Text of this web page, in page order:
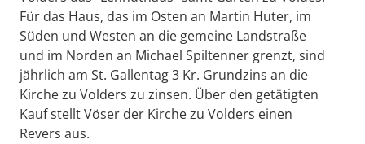
Für das Haus, das im Osten an Martin Huter, im
Süden und Westen an die gemeine Landstraße
und im Norden an Michael Spiltenner grenzt, sind
jährlich am St. Gallentag 3 Kr. Grundzins an die
Kirche zu Volders zu zinsen. Über den getätigten
Kauf stellt Vöser der Kirche zu Volders einen
Revers aus.